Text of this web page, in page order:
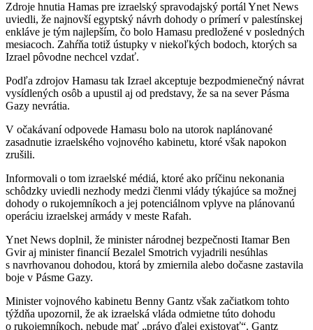
Zdroje hnutia Hamas pre izraelský spravodajský portál Ynet News
uviedli, že najnovší egyptský návrh dohody o prímerí v palestínskej
enkláve je tým najlepším, čo bolo Hamasu predložené v posledných
mesiacoch. Zahŕňa totiž ústupky v niekoľkých bodoch, ktorých sa
Izrael pôvodne nechcel vzdať.
Podľa zdrojov Hamasu tak Izrael akceptuje bezpodmienečný návrat
vysídlených osôb a upustil aj od predstavy, že sa na sever Pásma
Gazy nevrátia.
V očakávaní odpovede Hamasu bolo na utorok naplánované
zasadnutie izraelského vojnového kabinetu, ktoré však napokon
zrušili.
Informovali o tom izraelské médiá, ktoré ako príčinu nekonania
schôdzky uviedli nezhody medzi členmi vlády týkajúce sa možnej
dohody o rukojemníkoch a jej potenciálnom vplyve na plánovanú
operáciu izraelskej armády v meste Rafah.
Ynet News doplnil, že minister národnej bezpečnosti Itamar Ben
Gvir aj minister financií Bezalel Smotrich vyjadrili nesúhlas
s navrhovanou dohodou, ktorá by zmiernila alebo dočasne zastavila
boje v Pásme Gazy.
Minister vojnového kabinetu Benny Gantz však začiatkom tohto
týždňa upozornil, že ak izraelská vláda odmietne túto dohodu
o rukojemníkoch, nebude mať „právo ďalej existovať“. Gantz